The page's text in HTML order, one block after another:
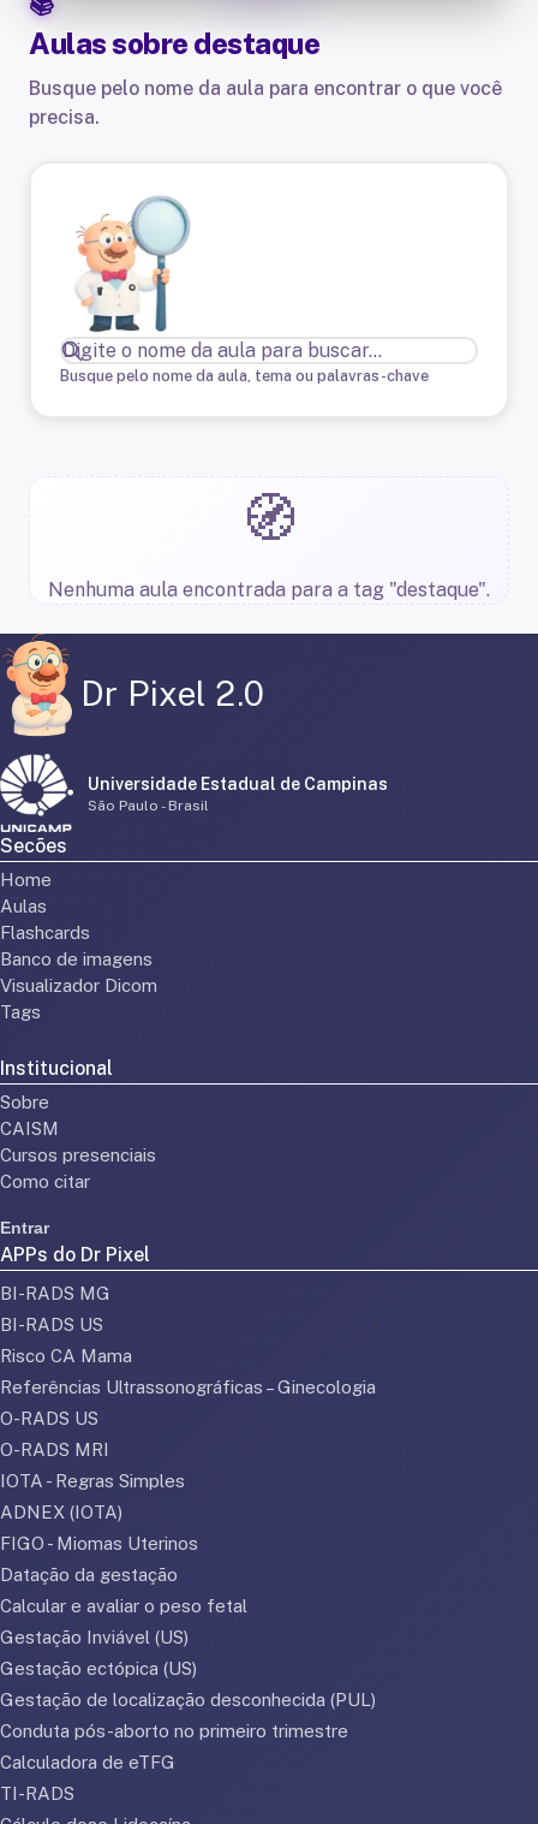
Aulas sobre destaque
Busque pelo nome da aula para encontrar o que você
precisa.
Busque pelo nome da aula, tema ou palavras-chave
🧭
Nenhuma aula encontrada para a tag "destaque".
Dr Pixel 2.0
Universidade Estadual de Campinas
São Paulo - Brasil
Secões
Home
Aulas
Flashcards
Banco de imagens
Visualizador Dicom
Tags
Institucional
Sobre
CAISM
Cursos presenciais
Como citar
Entrar
APPs do Dr Pixel
BI-RADS MG
BI-RADS US
Risco CA Mama
Referências Ultrassonográficas – Ginecologia
O-RADS US
O-RADS MRI
IOTA - Regras Simples
ADNEX (IOTA)
FIGO - Miomas Uterinos
Datação da gestação
Calcular e avaliar o peso fetal
Gestação Inviável (US)
Gestação ectópica (US)
Gestação de localização desconhecida (PUL)
Conduta pós-aborto no primeiro trimestre
Calculadora de eTFG
TI-RADS